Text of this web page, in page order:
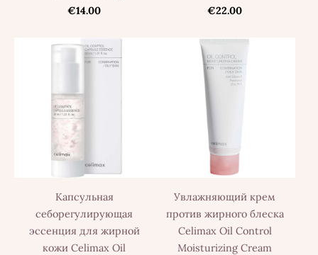
€14.00
€22.00
Капсульная
себорегулирующая
эссенция для жирной
кожи Celimax Oil
Увлажняющий крем
против жирного блеска
Celimax Oil Control
Moisturizing Cream